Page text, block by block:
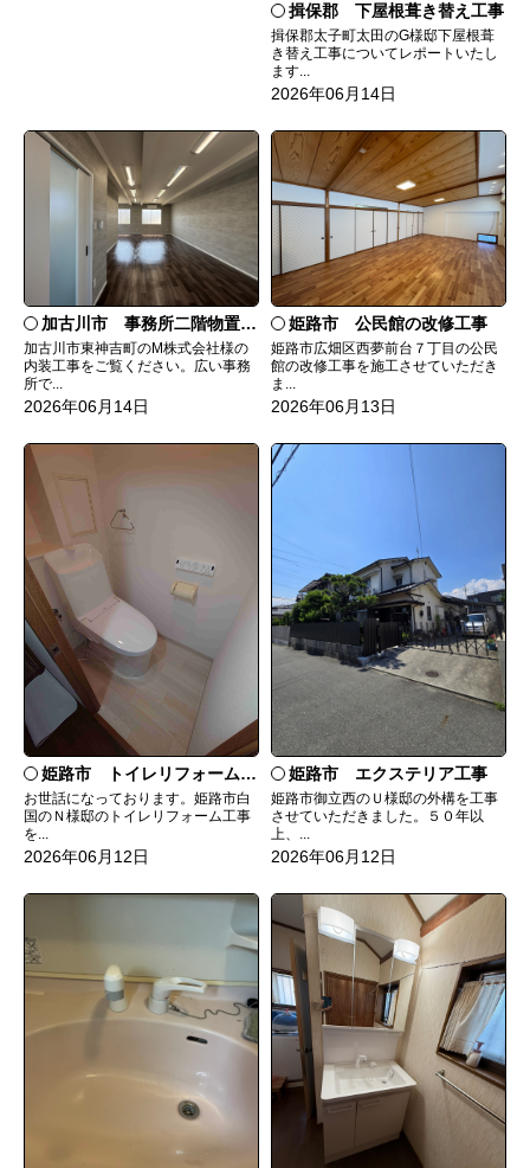
揖保郡 下屋根葺き替え工事
揖保郡太子町太田のG様邸下屋根葺
き替え工事についてレポートいたし
ます...
2026年06月14日
加古川市 事務所二階物置きを会議室へ
加古川市東神吉町のM株式会社様の
内装工事をご覧ください。広い事務
所で...
2026年06月14日
姫路市 公民館の改修工事
姫路市広畑区西夢前台７丁目の公民
館の改修工事を施工させていただき
ま...
2026年06月13日
姫路市 トイレリフォーム工事
お世話になっております。姫路市白
国のＮ様邸のトイレリフォーム工事
を...
2026年06月12日
姫路市 エクステリア工事
姫路市御立西のＵ様邸の外構を工事
させていただきました。５０年以
上、...
2026年06月12日